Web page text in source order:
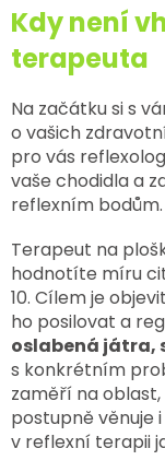
Kdy není
terapeuta
Na začátku si s
o vašich
pro vás
vaše chodidla a
reflexním bodům.
Terapeut na
hodnotíte míru
10. Cílem je
ho posilovat a
oslabená játra,
s konkrétním
zaměří na
postupně věnuje
v reflexní terapii